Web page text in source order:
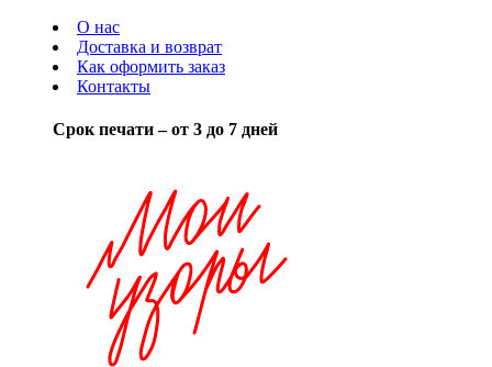
О нас
Доставка и возврат
Как оформить заказ
Контакты
Срок печати – от 3 до 7 дней